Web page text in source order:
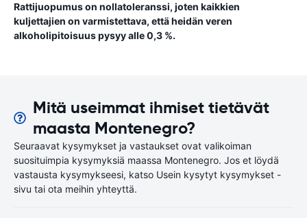
Rattijuopumus on nollatoleranssi, joten kaikkien
kuljettajien on varmistettava, että heidän veren
alkoholipitoisuus pysyy alle 0,3 %.
Mitä useimmat ihmiset tietävät
maasta Montenegro?
Seuraavat kysymykset ja vastaukset ovat valikoiman
suosituimpia kysymyksiä maassa Montenegro. Jos et löydä
vastausta kysymykseesi, katso Usein kysytyt kysymykset -
sivu tai ota meihin yhteyttä.